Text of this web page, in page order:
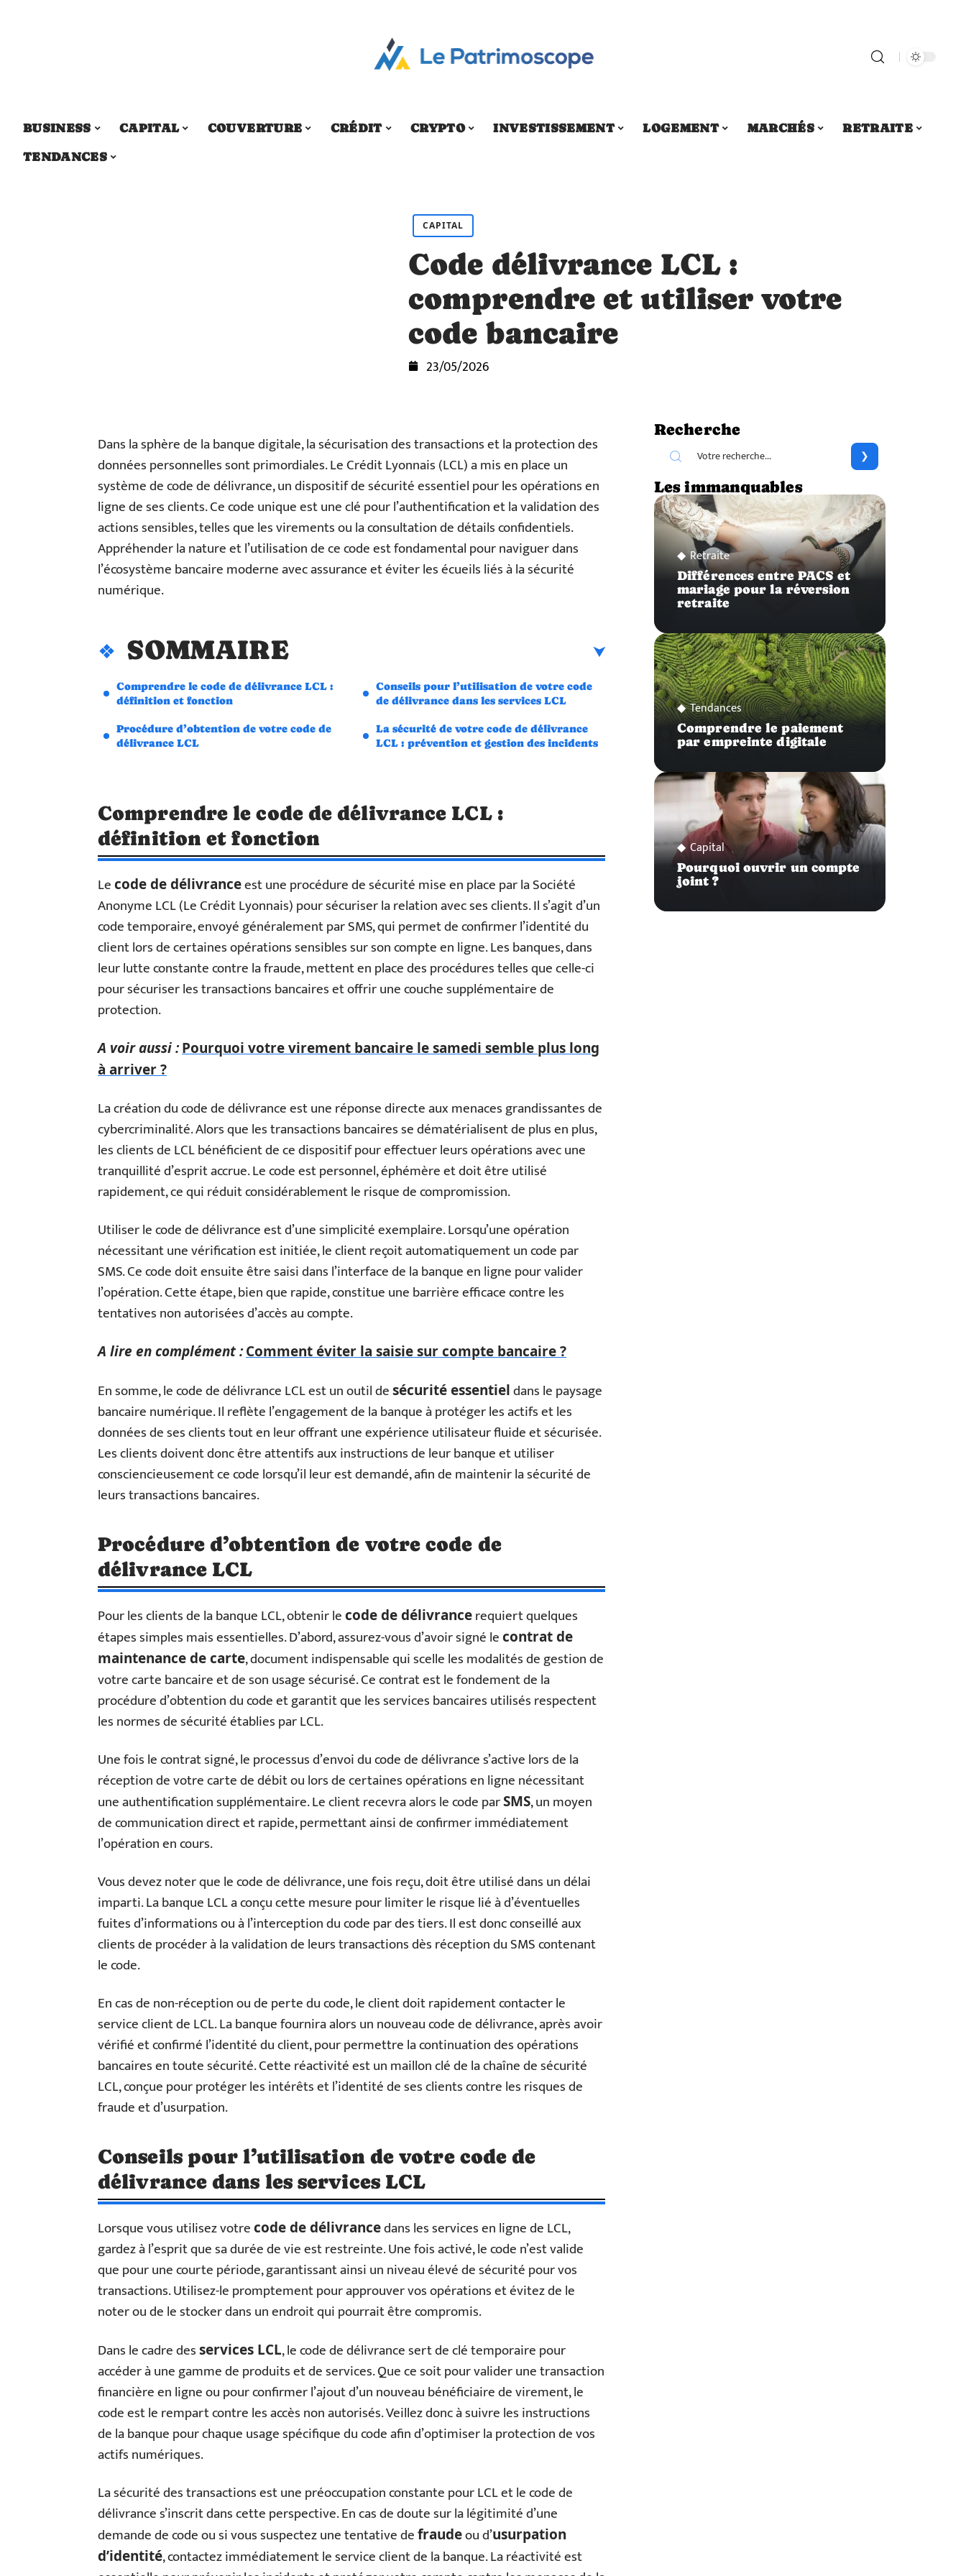
BUSINESS CAPITAL COUVERTURE CRÉDIT CRYPTO INVESTISSEMENT LOGEMENT MARCHÉS
RETRAITE
TENDANCES
CAPITAL
Code délivrance LCL :
comprendre et utiliser votre
code bancaire
23/05/2026
Dans la sphère de la banque digitale, la sécurisation des transactions et la protection des
données personnelles sont primordiales. Le Crédit Lyonnais (LCL) a mis en place un
système de code de délivrance, un dispositif de sécurité essentiel pour les opérations en
ligne de ses clients. Ce code unique est une clé pour l’authentification et la validation des
actions sensibles, telles que les virements ou la consultation de détails confidentiels.
Appréhender la nature et l’utilisation de ce code est fondamental pour naviguer dans
l’écosystème bancaire moderne avec assurance et éviter les écueils liés à la sécurité
numérique.
SOMMAIRE
Comprendre le code de délivrance LCL :
définition et fonction
Procédure d’obtention de votre code de
délivrance LCL
Conseils pour l’utilisation de votre code
de délivrance dans les services LCL
La sécurité de votre code de délivrance
LCL : prévention et gestion des incidents
Comprendre le code de délivrance LCL :
définition et fonction
Lecode de délivranceest une procédure de sécurité mise en place par la Société
Anonyme LCL (Le Crédit Lyonnais) pour sécuriser la relation avec ses clients. Il s’agit d’un
code temporaire, envoyé généralement par SMS, qui permet de confirmer l’identité du
client lors de certaines opérations sensibles sur son compte en ligne. Les banques, dans
leur lutte constante contre la fraude, mettent en place des procédures telles que celle-ci
pour sécuriser les transactions bancaires et offrir une couche supplémentaire de
protection.
A voir aussi :Pourquoi votre virement bancaire le samedi semble plus long
à arriver ?
La création du code de délivrance est une réponse directe aux menaces grandissantes de
cybercriminalité. Alors que les transactions bancaires se dématérialisent de plus en plus,
les clients de LCL bénéficient de ce dispositif pour effectuer leurs opérations avec une
tranquillité d’esprit accrue. Le code est personnel, éphémère et doit être utilisé
rapidement, ce qui réduit considérablement le risque de compromission.
Utiliser le code de délivrance est d’une simplicité exemplaire. Lorsqu’une opération
nécessitant une vérification est initiée, le client reçoit automatiquement un code par
SMS. Ce code doit ensuite être saisi dans l’interface de la banque en ligne pour valider
l’opération. Cette étape, bien que rapide, constitue une barrière efficace contre les
tentatives non autorisées d’accès au compte.
A lire en complément :Comment éviter la saisie sur compte bancaire ?
En somme, le code de délivrance LCL est un outil desécurité essentieldans le paysage
bancaire numérique. Il reflète l’engagement de la banque à protéger les actifs et les
données de ses clients tout en leur offrant une expérience utilisateur fluide et sécurisée.
Les clients doivent donc être attentifs aux instructions de leur banque et utiliser
consciencieusement ce code lorsqu’il leur est demandé, afin de maintenir la sécurité de
leurs transactions bancaires.
Procédure d’obtention de votre code de
délivrance LCL
Pour les clients de la banque LCL, obtenir lecode de délivrancerequiert quelques
étapes simples mais essentielles. D’abord, assurez-vous d’avoir signé lecontrat de
maintenance de carte, document indispensable qui scelle les modalités de gestion de
votre carte bancaire et de son usage sécurisé. Ce contrat est le fondement de la
procédure d’obtention du code et garantit que les services bancaires utilisés respectent
les normes de sécurité établies par LCL.
Une fois le contrat signé, le processus d’envoi du code de délivrance s’active lors de la
réception de votre carte de débit ou lors de certaines opérations en ligne nécessitant
une authentification supplémentaire. Le client recevra alors le code parSMS, un moyen
de communication direct et rapide, permettant ainsi de confirmer immédiatement
l’opération en cours.
Vous devez noter que le code de délivrance, une fois reçu, doit être utilisé dans un délai
imparti. La banque LCL a conçu cette mesure pour limiter le risque lié à d’éventuelles
fuites d’informations ou à l’interception du code par des tiers. Il est donc conseillé aux
clients de procéder à la validation de leurs transactions dès réception du SMS contenant
le code.
En cas de non-réception ou de perte du code, le client doit rapidement contacter le
service client de LCL. La banque fournira alors un nouveau code de délivrance, après avoir
vérifié et confirmé l’identité du client, pour permettre la continuation des opérations
bancaires en toute sécurité. Cette réactivité est un maillon clé de la chaîne de sécurité
LCL, conçue pour protéger les intérêts et l’identité de ses clients contre les risques de
fraude et d’usurpation.
Conseils pour l’utilisation de votre code de
délivrance dans les services LCL
Lorsque vous utilisez votrecode de délivrancedans les services en ligne de LCL,
gardez à l’esprit que sa durée de vie est restreinte. Une fois activé, le code n’est valide
que pour une courte période, garantissant ainsi un niveau élevé de sécurité pour vos
transactions. Utilisez-le promptement pour approuver vos opérations et évitez de le
noter ou de le stocker dans un endroit qui pourrait être compromis.
Dans le cadre desservices LCL, le code de délivrance sert de clé temporaire pour
accéder à une gamme de produits et de services. Que ce soit pour valider une transaction
financière en ligne ou pour confirmer l’ajout d’un nouveau bénéficiaire de virement, le
code est le rempart contre les accès non autorisés. Veillez donc à suivre les instructions
de la banque pour chaque usage spécifique du code afin d’optimiser la protection de vos
actifs numériques.
La sécurité des transactions est une préoccupation constante pour LCL et le code de
délivrance s’inscrit dans cette perspective. En cas de doute sur la légitimité d’une
demande de code ou si vous suspectez une tentative defraudeou d’usurpation
d’identité, contactez immédiatement le service client de la banque. La réactivité est
Recherche
Les immanquables
Retraite
Différences entre PACS et
mariage pour la réversion
retraite
Tendances
Comprendre le paiement
par empreinte digitale
Capital
Pourquoi ouvrir un compte
joint ?